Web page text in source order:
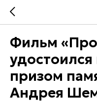
Фильм
призом
Андрея